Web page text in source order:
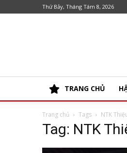
Thứ Bảy, Tháng Tám 8, 2026
TRANG CHỦ
Trang chủ Tags NTK
Tag: NTK